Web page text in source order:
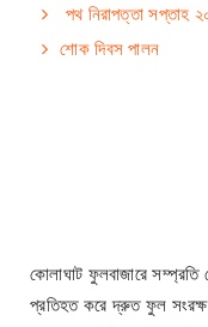
পথ নিরাপত্তা সপ্তাহ
শোক দিবস পালন
কোলাঘাট ফুলবাজারে
প্রতিহত করে দ্রুত ফুল